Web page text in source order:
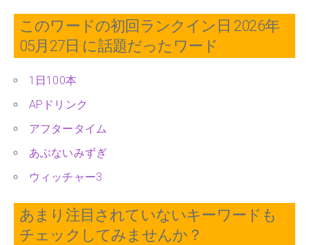
このワードの初回ランクイン日 2026年
05月27日 に話題だったワード
1日100本
APドリンク
アフタータイム
あぶないみずぎ
ウィッチャー3
あまり注目されていないキーワードも
チェックしてみませんか？